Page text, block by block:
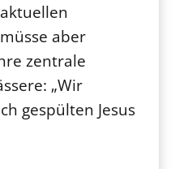
aber
zentrale
„Wir
gespülten Jesus